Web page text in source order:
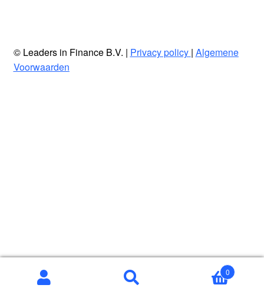
© Leaders in Finance B.V. | Privacy policy | Algemene
Voorwaarden
0